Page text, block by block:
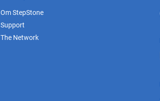
Om StepStone
Support
The Network